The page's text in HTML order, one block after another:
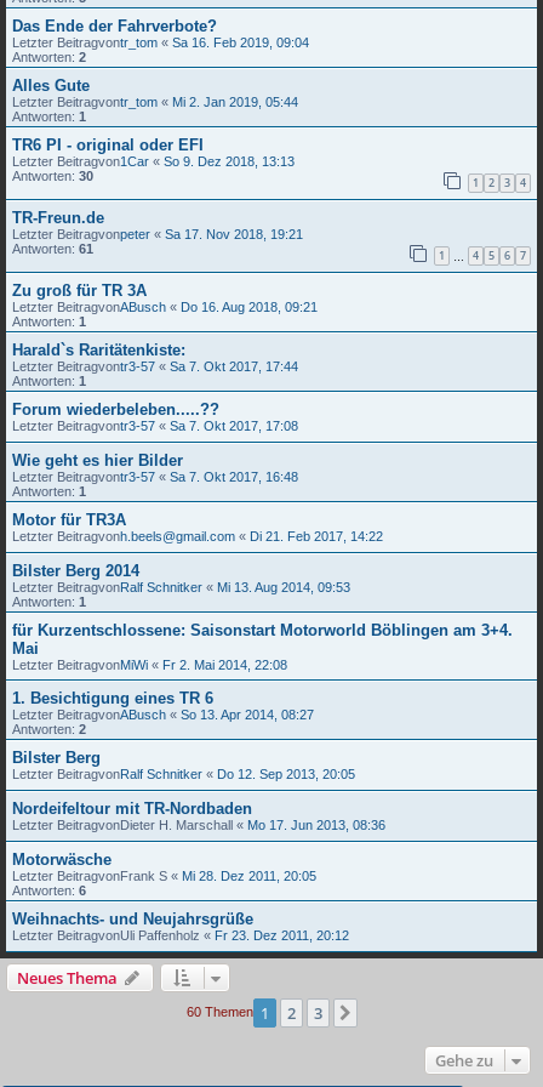
Das Ende der Fahrverbote?
Letzter Beitragvontr_tom « Sa 16. Feb 2019, 09:04
Antworten: 2
Alles Gute
Letzter Beitragvontr_tom « Mi 2. Jan 2019, 05:44
Antworten: 1
TR6 PI - original oder EFI
Letzter Beitragvon1Car « So 9. Dez 2018, 13:13
Antworten: 30 1 2 3 4
TR-Freun.de
Letzter Beitragvonpeter « Sa 17. Nov 2018, 19:21
Antworten: 61 1 … 4 5 6 7
Zu groß für TR 3A
Letzter BeitragvonABusch « Do 16. Aug 2018, 09:21
Antworten: 1
Harald`s Raritätenkiste:
Letzter Beitragvontr3-57 « Sa 7. Okt 2017, 17:44
Antworten: 1
Forum wiederbeleben.....??
Letzter Beitragvontr3-57 « Sa 7. Okt 2017, 17:08
Wie geht es hier Bilder
Letzter Beitragvontr3-57 « Sa 7. Okt 2017, 16:48
Antworten: 1
Motor für TR3A
Letzter Beitragvonh.beels@gmail.com « Di 21. Feb 2017, 14:22
Bilster Berg 2014
Letzter BeitragvonRalf Schnitker « Mi 13. Aug 2014, 09:53
Antworten: 1
für Kurzentschlossene: Saisonstart Motorworld Böblingen am 3+4.
Mai
Letzter BeitragvonMiWi « Fr 2. Mai 2014, 22:08
1. Besichtigung eines TR 6
Letzter BeitragvonABusch « So 13. Apr 2014, 08:27
Antworten: 2
Bilster Berg
Letzter BeitragvonRalf Schnitker « Do 12. Sep 2013, 20:05
Nordeifeltour mit TR-Nordbaden
Letzter BeitragvonDieter H. Marschall « Mo 17. Jun 2013, 08:36
Motorwäsche
Letzter BeitragvonFrank S « Mi 28. Dez 2011, 20:05
Antworten: 6
Weihnachts- und Neujahrsgrüße
Letzter BeitragvonUli Paffenholz « Fr 23. Dez 2011, 20:12
Neues Thema
60 Themen 1 2 3
Gehe zu